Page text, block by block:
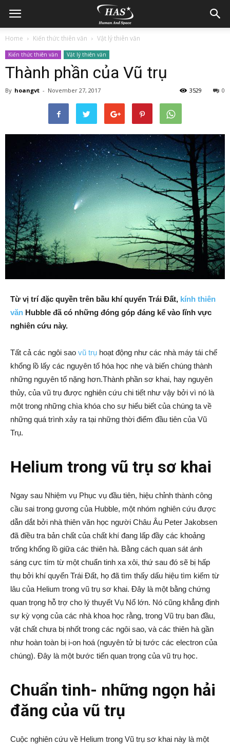
Home Kiến thức thiên văn Vật lý thiên văn
Kiến thức thiên văn Vật lý thiên văn
Thành phần của Vũ trụ
By hoangvt - November 27, 2017 0
3529
Từ vị trí đặc quyền trên bầu khí quyển Trái Đất, kính thiên
văn Hubble đã có những đóng góp đáng kể vào lĩnh vực
nghiên cứu này.
Tất cả các ngôi sao vũ trụ hoạt động như các nhà máy tái chế
khổng lồ lấy các nguyên tố hóa học nhẹ và biến chúng thành
những nguyên tố nặng hơn.Thành phần sơ khai, hay nguyên
thủy, của vũ trụ được nghiên cứu chi tiết như vậy bởi vì nó là
một trong những chìa khóa cho sự hiểu biết của chúng ta về
những quá trình xảy ra tại những thời điểm đầu tiên của Vũ
Trụ.
Helium trong vũ trụ sơ khai
Ngay sau Nhiệm vụ Phục vụ đầu tiên, hiệu chỉnh thành công
cầu sai trong gương của Hubble, một nhóm nghiên cứu được
dẫn dắt bởi nhà thiên văn học người Châu Âu Peter Jakobsen
đã điều tra bản chất của chất khí đang lấp đầy các khoảng
trống khổng lồ giữa các thiên hà. Bằng cách quan sát ánh
sáng cực tím từ một chuẩn tinh xa xôi, thứ sau đó sẽ bị hấp
thụ bởi khí quyển Trái Đất, họ đã tìm thấy dấu hiệu tìm kiếm từ
lâu của Helium trong vũ trụ sơ khai. Đây là một bằng chứng
quan trọng hỗ trợ cho lý thuyết Vụ Nổ lớn. Nó cũng khẳng định
sự kỳ vọng của các nhà khoa học rằng, trong Vũ trụ ban đầu,
vật chất chưa bị nhốt trong các ngôi sao, và các thiên hà gần
như hoàn toàn bị i-on hoá (nguyên tử bị tước các electron của
chúng). Đây là một bước tiến quan trọng của vũ trụ học.
Chuẩn tinh- những ngọn hải
đăng của vũ trụ
Cuộc nghiên cứu về Helium trong Vũ trụ sơ khai này là một